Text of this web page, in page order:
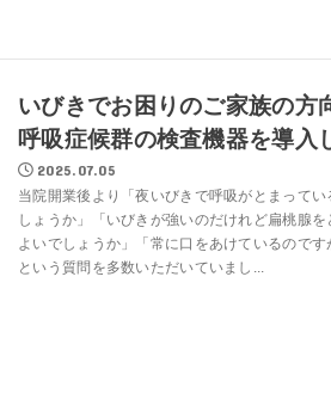
いびきでお困りのご家族の方
呼吸症候群の検査機器を導入
2025.07.05
当院開業後より「夜いびきで呼吸がとまって
しょうか」「いびきが強いのだけれど扁桃腺
よいでしょうか」「常に口をあけているのです
という質問を多数いただいていまし...